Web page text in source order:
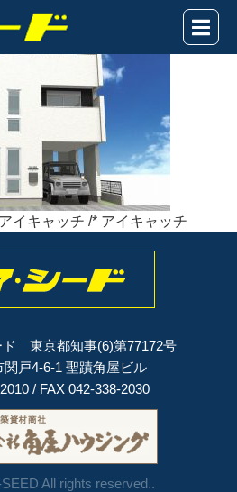
2019年10月14日
イキャッチ /* アイキャッチ
ド 東京都知事(6)第77172号
戸4-6-1 聖蹟角屋ビル
/ FAX 042-338-2030
All rights reserved..